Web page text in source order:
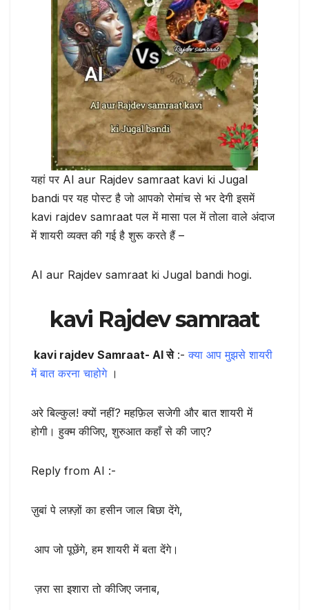
यहां पर AI aur Rajdev samraat kavi ki Jugal
bandi पर यह पोस्ट है जो आपको रोमांच से भर देगी इसमें
kavi rajdev samraat पल में मासा पल में तोला वाले अंदाज
में शायरी व्यक्त की गई है शुरू करते हैं –
AI aur Rajdev samraat ki Jugal bandi hogi.
kavi Rajdev samraat
kavi rajdev Samraat- AI से:-क्या आप मुझसे शायरी
में बात करना चाहोगे।
अरे बिल्कुल! क्यों नहीं? महफ़िल सजेगी और बात शायरी में
होगी। हुक्म कीजिए, शुरुआत कहाँ से की जाए?
Reply from AI :-
ज़ुबां पे लफ़्ज़ों का हसीन जाल बिछा देंगे,
आप जो पूछेंगे, हम शायरी में बता देंगे।
ज़रा सा इशारा तो कीजिए जनाब,